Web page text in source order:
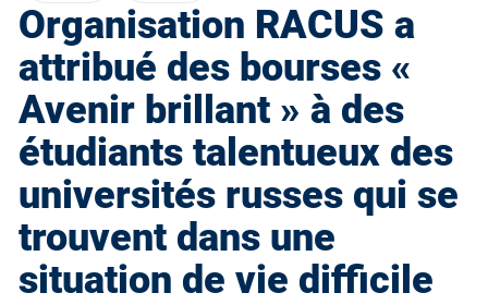
Organisation RACUS a
attribué des bourses «
Avenir brillant » à des
étudiants talentueux des
universités russes qui se
trouvent dans une
situation de vie difficile